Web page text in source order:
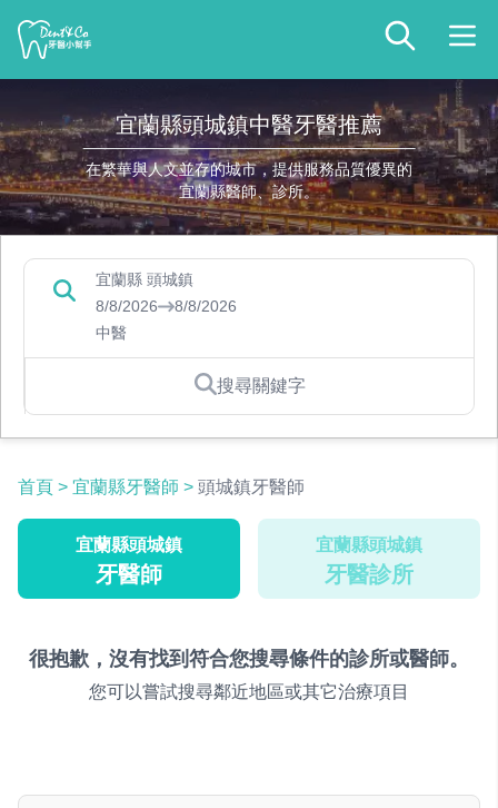
宜蘭縣頭城鎮中醫牙醫推薦
在繁華與人文並存的城市，提供服務品質優異的
宜蘭縣醫師、診所。
宜蘭縣 頭城鎮
8/8/2026
8/8/2026
中醫
搜尋關鍵字
首頁 > 宜蘭縣牙醫師 > 頭城鎮牙醫師
宜蘭縣頭城鎮
牙醫師
宜蘭縣頭城鎮
牙醫診所
很抱歉，沒有找到符合您搜尋條件的診所或醫師。
您可以嘗試搜尋鄰近地區或其它治療項目